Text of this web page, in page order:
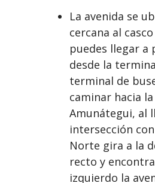
La avenida se
cercana al
puedes llegar a
desde la
terminal de
caminar hacia
Amunátegui, al
intersección
Norte gira a la
recto y
izquierdo la